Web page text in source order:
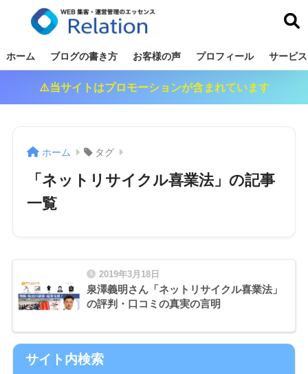
ホーム ブログの書き方 お客様の声 プロフィール サービ
⚠️当サイトはプロモーションが含まれています
ホーム タグ
「ネットリサイクル喜業法」の記事
一覧
2019年3月18日
泉澤義明さん「ネットリサイクル喜業法」
の評判・口コミの真実の言明
サイト内検索